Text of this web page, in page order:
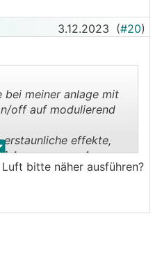
3.12.2023 (#20)
.
bei meiner anlage mit
off auf modulierend
effekte,
an ganz anderen
zuvor als es nur
bitte näher ausführen?